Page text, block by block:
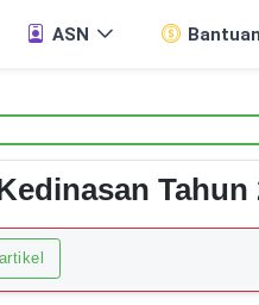
ASN Bantuan
Tahun